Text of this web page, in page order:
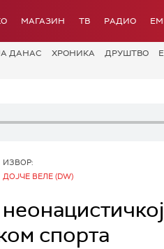
МАГАЗИН ТВ РАДИО
ДАНАС ХРОНИКА ДРУШТВО
ИЗВОР:
ДОЈЧЕ ВЕЛЕ (DW)
спорта